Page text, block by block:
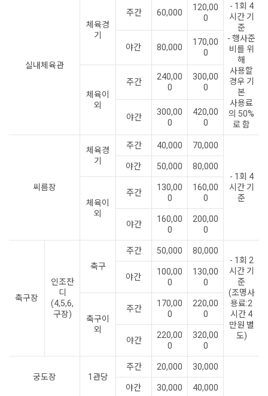
실내체육관
체육경
기
주간 60,000
120,00
0
- 1회 4
시간 기
준
- 행사준
비를 위
해
사용할
경우 기
본
사용료
의 50%
로 함
야간 80,000
170,00
0
체육이
외
주간
240,00
0
300,00
0
야간
300,00
0
420,00
0
씨름장
체육경
기
주간 40,000 70,000
- 1회 4
시간 기
준
야간 50,000 80,000
체육이
외
주간
130,00
0
160,00
0
야간
160,00
0
200,00
0
축구장
인조잔
디
(4,5,6,
구장)
축구
주간 50,000
80,000
- 1회 2
시간 기
준
(조명사
용료:2
시간 4
만원 별
도)
야간
100,00
0
130,00
0
축구이
외
주간
170,00
0
220,00
0
야간
220,00
0
320,00
0
궁도장 1관당
주간 20,000 30,000
야간 30,000 40,000